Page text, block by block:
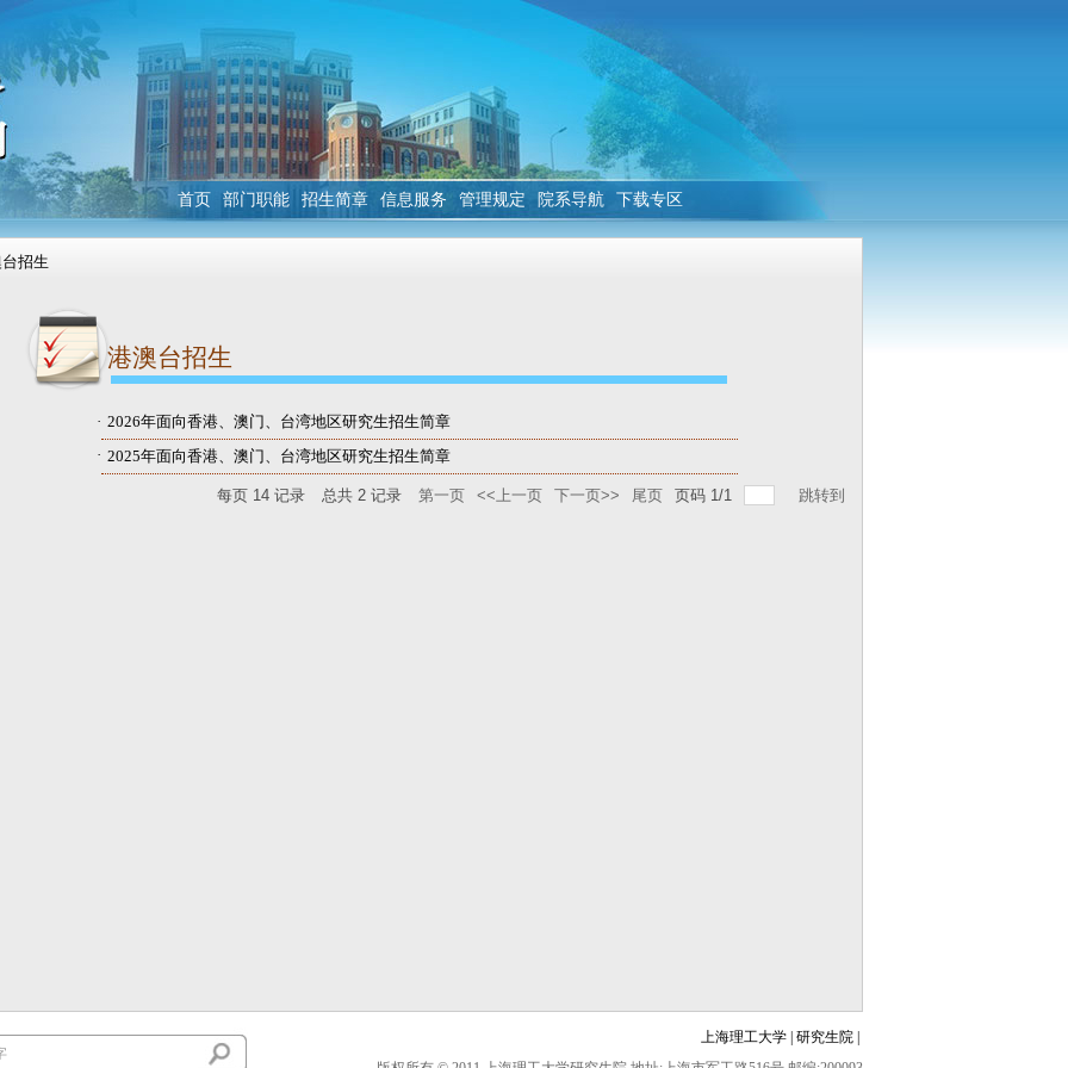
首页 部门职能 招生简章 信息服务 管理规定 院系导航 下载专区
招生
港澳台招生
· 2026年面向香港、澳门、台湾地区研究生招生简章
· 2025年面向香港、澳门、台湾地区研究生招生简章
每页 14 记录 总共 2 记录 第一页 <<上一页 下一页>> 尾页 页码 1/1 跳转到
上海理工大学 研究生院